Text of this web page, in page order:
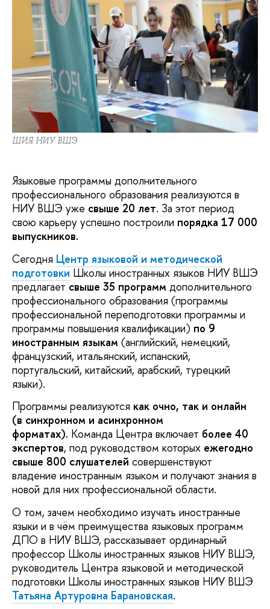
ШИЯ НИУ ВШЭ
Языковые программы дополнительного
профессионального образования реализуются в
НИУ ВШЭ уже свыше 20 лет. За этот период
свою карьеру успешно построили порядка 17 000
выпускников.
Сегодня Центр языковой и методической
подготовки Школы иностранных языков НИУ ВШЭ
предлагает свыше 35 программ дополнительного
профессионального образования (программы
профессиональной переподготовки программы и
программы повышения квалификации) по 9
иностранным языкам (английский, немецкий,
французский, итальянский, испанский,
португальский, китайский, арабский, турецкий
языки).
Программы реализуются как очно, так и онлайн
(в синхронном и асинхронном
форматах). Команда Центра включает более 40
экспертов, под руководством которых ежегодно
свыше 800 слушателей совершенствуют
владение иностранным языком и получают знания в
новой для них профессиональной области.
О том, зачем необходимо изучать иностранные
языки и в чём преимущества языковых программ
ДПО в НИУ ВШЭ, рассказывает ординарный
профессор Школы иностранных языков НИУ ВШЭ,
руководитель Центра языковой и методической
подготовки Школы иностранных языков НИУ ВШЭ
Татьяна Артуровна Барановская.